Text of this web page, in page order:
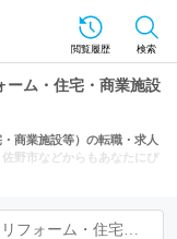
閲覧履歴 検索
ーム・住宅・商業施設
商業施設等）の転職・求人
野市などからもあなたにぴ
栃木県／内装施工管理・工事監理者（リフォーム・住宅・商業施設等）